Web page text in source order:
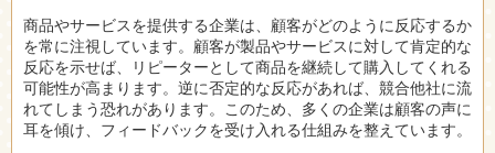
商品やサービスを提供する企業は、顧客がどのように反応するか
を常に注視しています。顧客が製品やサービスに対して肯定的な
反応を示せば、リピーターとして商品を継続して購入してくれる
可能性が高まります。逆に否定的な反応があれば、競合他社に流
れてしまう恐れがあります。このため、多くの企業は顧客の声に
耳を傾け、フィードバックを受け入れる仕組みを整えています。